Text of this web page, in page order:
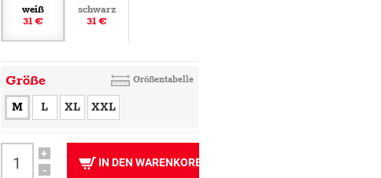
weiß
31 €
schwarz
31 €
Größe Größentabelle
M L XL XXL
+
-
IN DEN WARENKORB